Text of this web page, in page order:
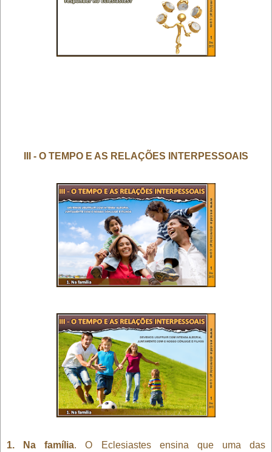
III - O TEMPO E AS RELAÇÕES INTERPESSOAIS
1. Na família. O Eclesiastes ensina que uma das